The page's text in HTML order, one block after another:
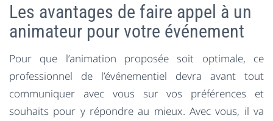
Les avantages de faire appel à un
animateur pour votre événement
Pour que l’animation proposée soit optimale, ce
professionnel de l’événementiel devra avant tout
communiquer avec vous sur vos préférences et
souhaits pour y répondre au mieux. Avec vous, il va